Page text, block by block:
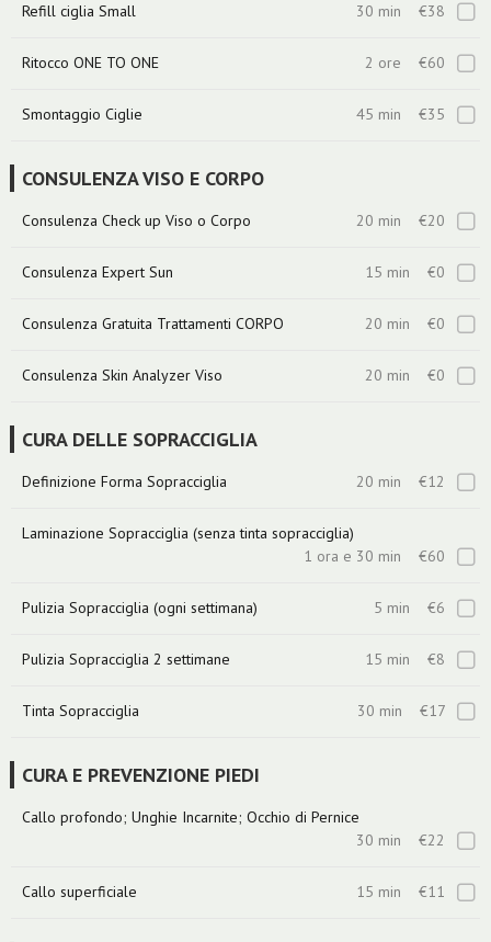
Refill ciglia Small 30 min €38
Ritocco ONE TO ONE 2 ore €60
Smontaggio Ciglie 45 min €35
CONSULENZA VISO E CORPO
Consulenza Check up Viso o Corpo 20 min €20
Consulenza Expert Sun 15 min €0
Consulenza Gratuita Trattamenti CORPO 20 min €0
Consulenza Skin Analyzer Viso 20 min €0
CURA DELLE SOPRACCIGLIA
Definizione Forma Sopracciglia 20 min €12
Laminazione Sopracciglia (senza tinta sopracciglia)
1 ora e 30 min €60
Pulizia Sopracciglia (ogni settimana) 5 min €6
Pulizia Sopracciglia 2 settimane 15 min €8
Tinta Sopracciglia 30 min €17
CURA E PREVENZIONE PIEDI
Callo profondo; Unghie Incarnite; Occhio di Pernice
30 min €22
Callo superficiale 15 min €11